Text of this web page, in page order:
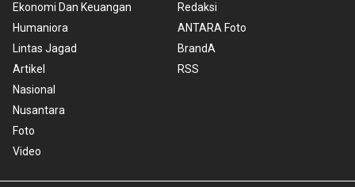
Ekonomi Dan Keuangan
Humaniora
Lintas Jagad
Artikel
Nasional
Nusantara
Foto
Video
Redaksi
ANTARA Foto
BrandA
RSS